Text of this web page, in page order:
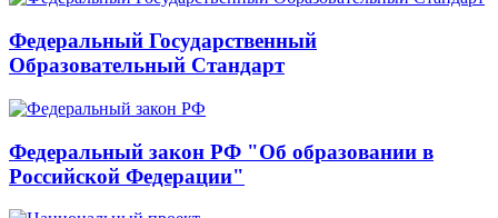
Федеральный Государственный
Образовательный Стандарт
Федеральный закон РФ "Об образовании в
Российской Федерации"